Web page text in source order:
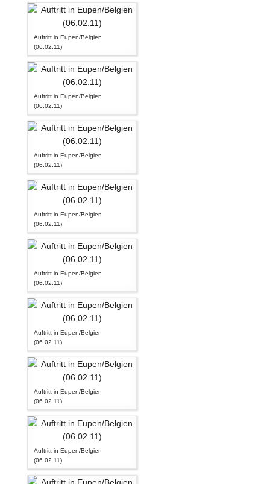
Auftritt in Eupen/Belgien
(06.02.11)
Auftritt in Eupen/Belgien
(06.02.11)
Auftritt in Eupen/Belgien
(06.02.11)
Auftritt in Eupen/Belgien
(06.02.11)
Auftritt in Eupen/Belgien
(06.02.11)
Auftritt in Eupen/Belgien
(06.02.11)
Auftritt in Eupen/Belgien
(06.02.11)
Auftritt in Eupen/Belgien
(06.02.11)